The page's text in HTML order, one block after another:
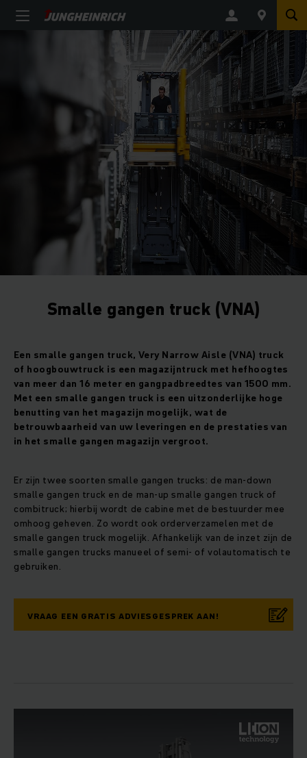
Smalle gangen truck (VNA)
Een smalle gangen truck, Very Narrow Aisle (VNA) truck
of hoogbouwtruck is een magazijntruck met hefhoogtes
van meer dan 16 meter en gangpadbreedtes van 1500 mm.
Met een smalle gangen truck is een uitzonderlijke hoge
benutting van het magazijn mogelijk, wat de
betrouwbaarheid van uw leveringen en de prestaties van
in het smalle gangen magazijn vergroot.
Er zijn twee soorten smalle gangen trucks: de man-down
smalle gangen truck en de man-up smalle gangen truck of
combitruck; hierbij wordt de cabine met de bestuurder mee
omhoog geheven. Zo wordt ook orderverzamelen met de
smalle gangen truck mogelijk. Afhankelijk van de inzet zijn de
smalle gangen trucks manueel of semi- of volautomatisch te
gebruiken.
VRAAG EEN GRATIS ADVIESGESPREK AAN!